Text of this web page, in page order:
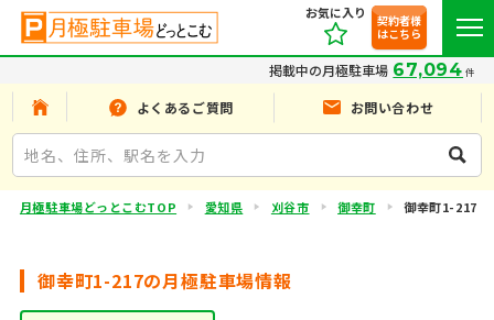
お気に入り
契約者様
はこちら
掲載中の月極駐車場 67,094 件
よくあるご質問 お問い合わせ
月極駐車場どっとこむTOP 愛知県 刈谷市 御幸町 御幸町1-217
御幸町1-217の月極駐車場情報